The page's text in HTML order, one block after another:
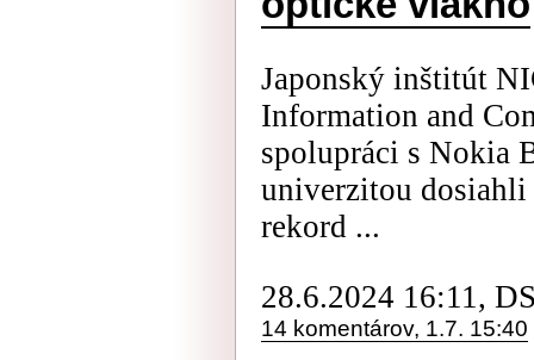
Japonský inštitút
Information and
spolupráci s Nokia
univerzitou
rekord ...
28.6.2024 16:11,
14 komentárov, 1.7. 15:40